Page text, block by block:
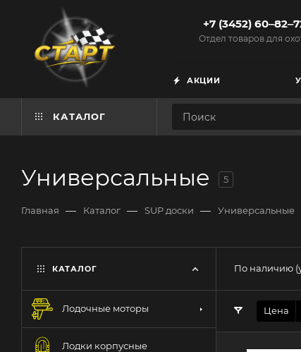
+7 (3452)
Отдел товаров для
АКЦИИ
КАТАЛОГ
Универсальные 5
Главная — Каталог — SUP доски — Универсальные
По наличию
Цена
КАТАЛОГ
Лодочные моторы
Лодки корпусные